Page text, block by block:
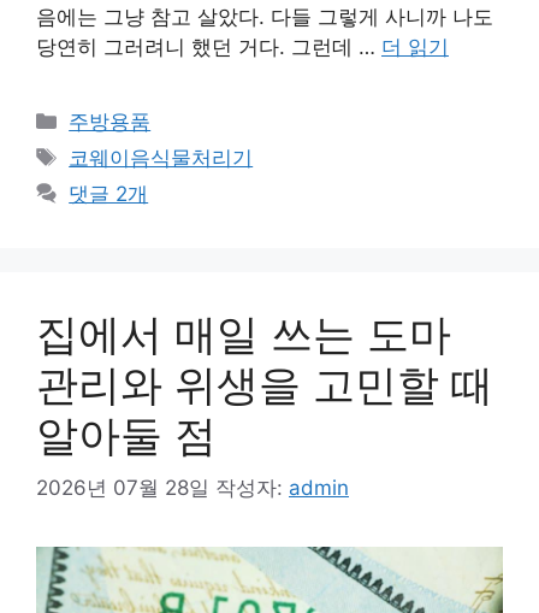
음에는 그냥 참고 살았다. 다들 그렇게 사니까 나도
당연히 그러려니 했던 거다. 그런데 … 더 읽기
카
테
리
주방용품
태
그
코웨이음식물처리기
댓글 2개
집에서 매일 쓰는 도마
관리와 위생을 고민할 때
알아둘 점
2026년 07월 28일 작성자: admin